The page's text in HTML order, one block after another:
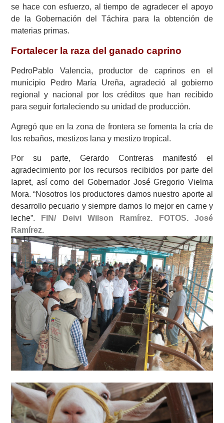
se hace con esfuerzo, al tiempo de agradecer el apoyo
de la Gobernación del Táchira para la obtención de
materias primas.
Fortalecer la raza del ganado caprino
PedroPablo Valencia, productor de caprinos en el
municipio Pedro María Ureña, agradeció al gobierno
regional y nacional por los créditos que han recibido
para seguir fortaleciendo su unidad de producción.
Agregó que en la zona de frontera se fomenta la cría de
los rebaños, mestizos lana y mestizo tropical.
Por su parte, Gerardo Contreras manifestó el
agradecimiento por los recursos recibidos por parte del
Iapret, así como del Gobernador José Gregorio Vielma
Mora. “Nosotros los productores damos nuestro aporte al
desarrollo pecuario y siempre damos lo mejor en carne y
leche”.
FIN/ Deivi Wilson Ramírez. FOTOS. José
Ramírez.